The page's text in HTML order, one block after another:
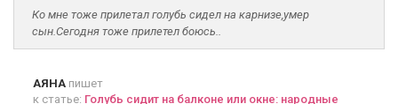
Ко мне тоже прилетал голубь сидел на карнизе,умер
сын.Сегодня тоже прилетел боюсь..
АЯНА пишет
к статье: Голубь сидит на балконе или окне: народные